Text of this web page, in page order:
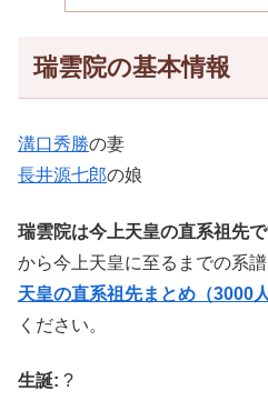
瑞雲院の基本情報
溝口秀勝の妻
長井源七郎の娘
瑞雲院は今上天皇の直系祖先で
から今上天皇に至るまでの系
天皇の直系祖先まとめ（3000人
ください。
生誕: ?